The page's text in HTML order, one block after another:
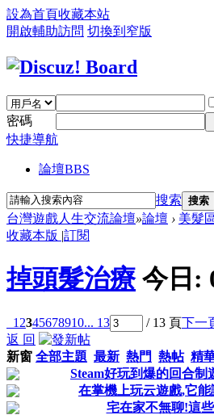
設為首頁收藏本站
開啟輔助訪問 切換到窄版
密碼
快捷導航
論壇BBS
搜索 搜索
台灣遊戲人生交流論壇»論壇 › 美髮
收藏本版 |訂閱
掉頭髮治療 今日:
1 2345678910... 13 / 13 頁下一
返 回
新窗 全部主題 最新 熱門 熱帖 精
Steam好玩到爆的回合
在掌機上玩云遊戲,它
宅在家不無聊!這